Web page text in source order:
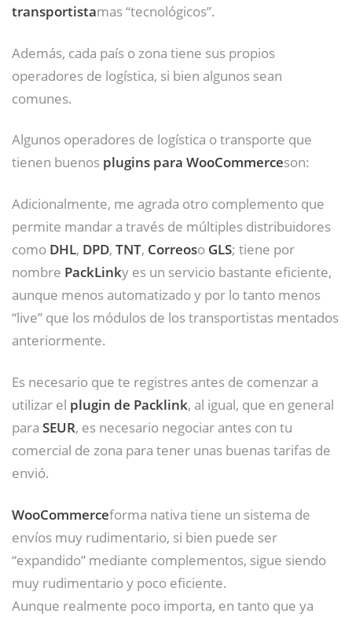
transportistamas “tecnológicos”.
Además, cada país o zona tiene sus propios
operadores de logística, si bien algunos sean
comunes.
Algunos operadores de logística o transporte que
tienen buenos plugins para WooCommerceson:
Adicionalmente, me agrada otro complemento que
permite mandar a través de múltiples distribuidores
como DHL, DPD, TNT, Correoso GLS; tiene por
nombre PackLinky es un servicio bastante eficiente,
aunque menos automatizado y por lo tanto menos
“live” que los módulos de los transportistas mentados
anteriormente.
Es necesario que te registres antes de comenzar a
utilizar el plugin de Packlink, al igual, que en general
para SEUR, es necesario negociar antes con tu
comercial de zona para tener unas buenas tarifas de
envió.
WooCommerceforma nativa tiene un sistema de
envíos muy rudimentario, si bien puede ser
“expandido” mediante complementos, sigue siendo
muy rudimentario y poco eficiente.
Aunque realmente poco importa, en tanto que ya